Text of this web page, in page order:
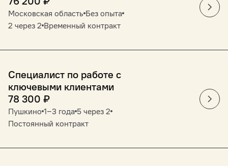
Московская область Без опыта
2 через 2 Временный контракт
Специалист по работе с
ключевыми клиентами
78 300 ₽
Пушкино 1‒3 года 5 через 2
Постоянный контракт